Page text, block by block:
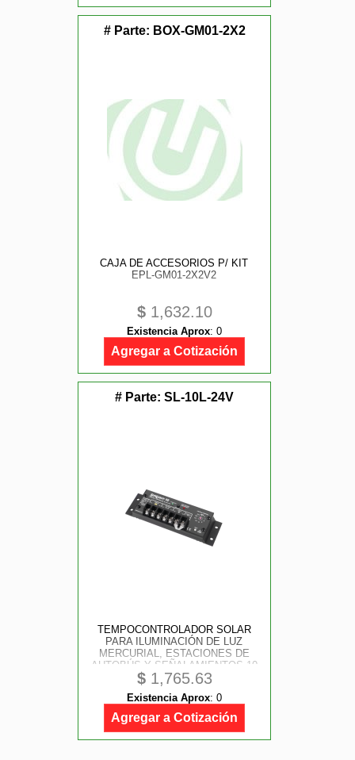
# Parte: BOX-GM01-2X2
CAJA DE ACCESORIOS P/ KIT
EPL-GM01-2X2V2
$1,632.10
Existencia Aprox: 0
Agregar a Cotización
# Parte: SL-10L-24V
TEMPOCONTROLADOR SOLAR
PARA ILUMINACIÓN DE LUZ
MERCURIAL, ESTACIONES DE
AUTOBÚS Y SEÑALAMIENTOS 10
A, 24 VCD.
$1,765.63
Existencia Aprox: 0
Agregar a Cotización